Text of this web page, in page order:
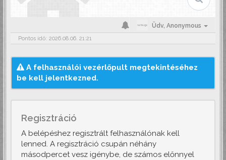
Üdv, Anonymous
Pontos idő: 2026.08.06. 21:21
A felhasználói vezérlőpult megtekintéséhez
be kell jelentkezned.
Regisztráció
A belépéshez regisztrált felhasználónak kell
lenned. A regisztráció csupán néhány
másodpercet vesz igénybe, de számos előnnyel